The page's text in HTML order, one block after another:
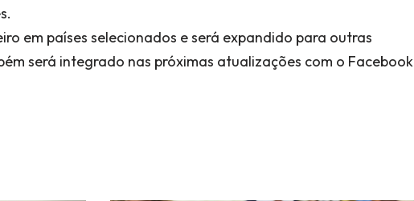
em países selecionados e será expandido para outras
será integrado nas próximas atualizações com o Facebook